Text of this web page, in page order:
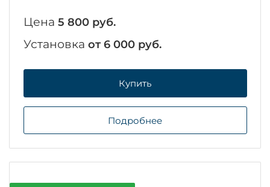
Цена 5 800 руб.
Установка от 6 000 руб.
Купить
Подробнее